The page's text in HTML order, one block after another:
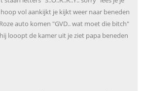
vol aankijkt je kijkt weer naar beneden
auto komen "GVD.. wat moet die bitch"
looopt de kamer uit je ziet papa beneden